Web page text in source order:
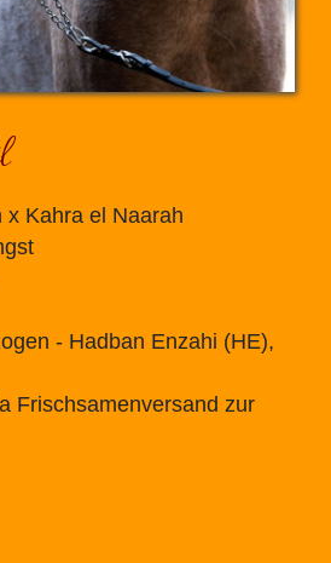
x Kahra el Naarah
- Hadban Enzahi (HE),
Frischsamenversand zur